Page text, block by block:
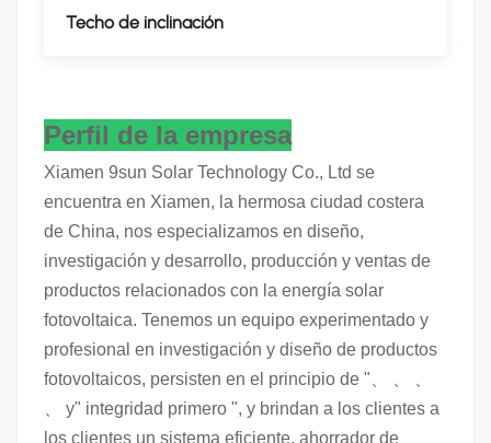
Techo de inclinación
Perfil de la empresa
Xiamen 9sun Solar Technology Co., Ltd se
encuentra en Xiamen, la hermosa ciudad costera
de China, nos especializamos en diseño,
investigación y desarrollo, producción y ventas de
productos relacionados con la energía solar
fotovoltaica. Tenemos un equipo experimentado y
profesional en investigación y diseño de productos
fotovoltaicos, persisten en el principio de "、 、 、
、 y" integridad primero ", y brindan a los clientes a
los clientes un sistema eficiente, ahorrador de